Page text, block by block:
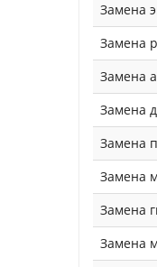
Замена
Замена
Замена
Замена
Замена
Замена
Замена
Замена